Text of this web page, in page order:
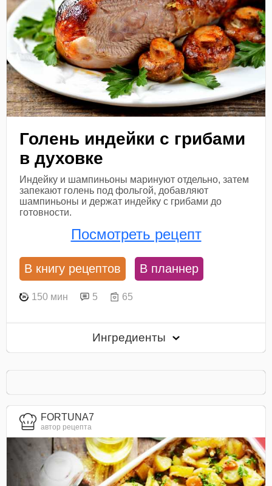
Голень индейки с грибами
в духовке
Индейку и шампиньоны маринуют отдельно, затем
запекают голень под фольгой, добавляют
шампиньоны и держат индейку с грибами до
готовности.
Посмотреть рецепт
В книгу рецептов В планнер
150 мин 5 65
Ингредиенты
FORTUNA7
автор рецепта